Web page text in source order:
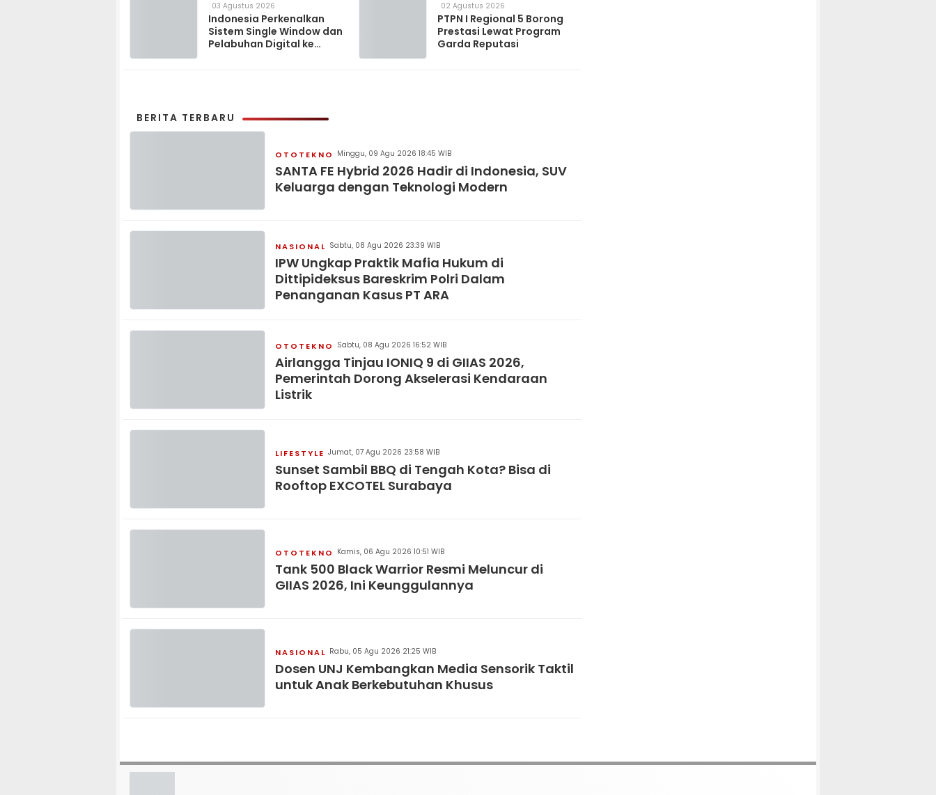
03 Agustus 2026
Indonesia Perkenalkan
Sistem Single Window dan
Pelabuhan Digital ke
02 Agustus 2026
PTPN I Regional 5 Borong
Prestasi Lewat Program
Garda Reputasi
BERITA TERBARU
OTOTEKNO Minggu, 09 Agu 2026 18:45 WIB
SANTA FE Hybrid 2026 Hadir di Indonesia, SUV
Keluarga dengan Teknologi Modern
NASIONAL Sabtu, 08 Agu 2026 23:39 WIB
IPW Ungkap Praktik Mafia Hukum di
Dittipideksus Bareskrim Polri Dalam
Penanganan Kasus PT ARA
OTOTEKNO Sabtu, 08 Agu 2026 16:52 WIB
Airlangga Tinjau IONIQ 9 di GIIAS 2026,
Pemerintah Dorong Akselerasi Kendaraan
Listrik
LIFESTYLE Jumat, 07 Agu 2026 23:58 WIB
Sunset Sambil BBQ di Tengah Kota? Bisa di
Rooftop EXCOTEL Surabaya
OTOTEKNO Kamis, 06 Agu 2026 10:51 WIB
Tank 500 Black Warrior Resmi Meluncur di
GIIAS 2026, Ini Keunggulannya
NASIONAL Rabu, 05 Agu 2026 21:25 WIB
Dosen UNJ Kembangkan Media Sensorik Taktil
untuk Anak Berkebutuhan Khusus